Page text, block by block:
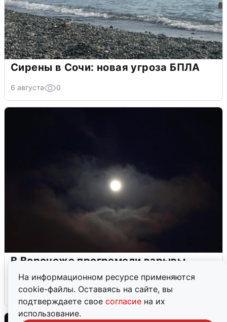
На информационном ресурсе применяются
cookie-файлы. Оставаясь на сайте, вы
подтверждаете свое согласие на их
использование.
Сирены в Сочи: новая угроза БПЛА
6 августа 0
В Воронеже прогремели взрывы
после сигнала тревоги
5 августа 0